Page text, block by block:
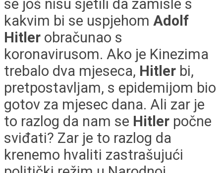
se još nisu sjetili da zamisle s
kakvim bi se uspjehom Adolf
Hitler obračunao s
koronavirusom. Ako je Kinezima
trebalo dva mjeseca, Hitler bi,
pretpostavljam, s epidemijom bio
gotov za mjesec dana. Ali zar je
to razlog da nam se Hitler počne
sviđati? Zar je to razlog da
krenemo hvaliti zastrašujući